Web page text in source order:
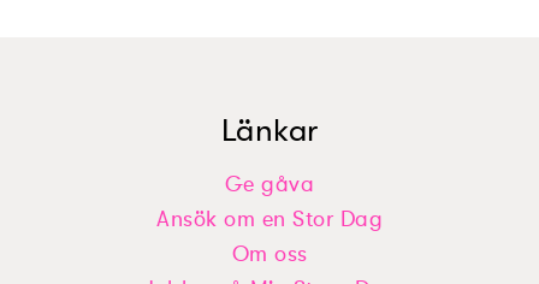
Länkar
Ge gåva
Ansök om en Stor Dag
Om oss